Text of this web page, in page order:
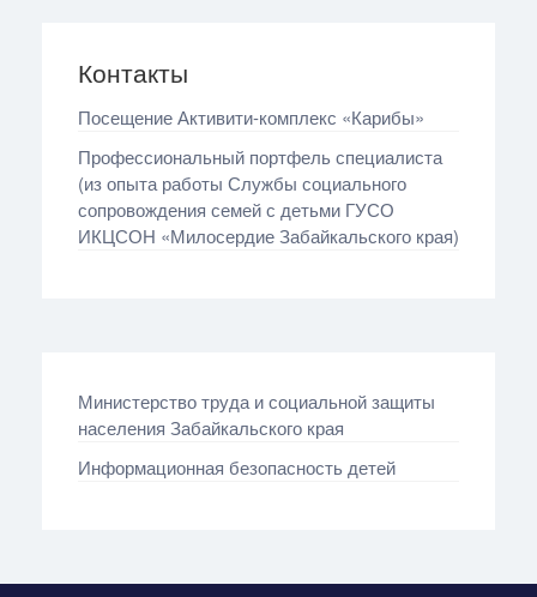
Контакты
Посещение Активити‑комплекс «Карибы»
Профессиональный портфель специалиста
(из опыта работы Службы социального
сопровождения семей с детьми ГУСО
ИКЦСОН «Милосердие Забайкальского края)
Министерство труда и социальной защиты
населения Забайкальского края
Информационная безопасность детей